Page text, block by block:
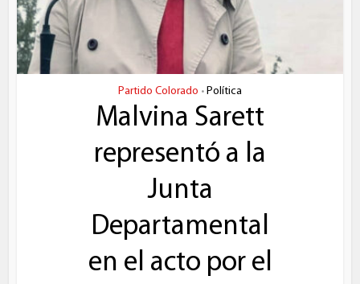
Partido Colorado • Política
Malvina Sarett
representó a la
Junta
Departamental
en el acto por el